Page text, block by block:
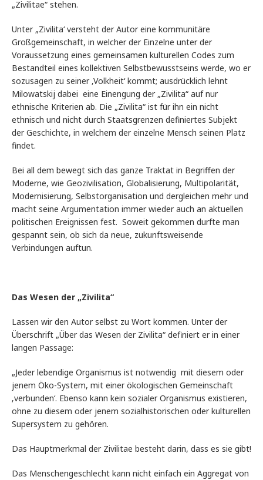
„Zivilitae“ stehen.
Unter „Zivilita‘ versteht der Autor eine kommunitäre
Großgemeinschaft, in welcher der Einzelne unter der
Voraussetzung eines gemeinsamen kulturellen Codes zum
Bestandteil eines kollektiven Selbstbewusstseins werde, wo er
sozusagen zu seiner ‚Volkheit‘ kommt; ausdrücklich lehnt
Milowatskij dabei eine Einengung der „Zivilita“ auf nur
ethnische Kriterien ab. Die „Zivilita“ ist für ihn ein nicht
ethnisch und nicht durch Staatsgrenzen definiertes Subjekt
der Geschichte, in welchem der einzelne Mensch seinen Platz
findet.
Bei all dem bewegt sich das ganze Traktat in Begriffen der
Moderne, wie Geozivilisation, Globalisierung, Multipolarität,
Modernisierung, Selbstorganisation und dergleichen mehr und
macht seine Argumentation immer wieder auch an aktuellen
politischen Ereignissen fest. Soweit gekommen durfte man
gespannt sein, ob sich da neue, zukunftsweisende
Verbindungen auftun.
Das Wesen der „Zivilita“
Lassen wir den Autor selbst zu Wort kommen. Unter der
Überschrift „Über das Wesen der Zivilita“ definiert er in einer
langen Passage:
„Jeder lebendige Organismus ist notwendig mit diesem oder
jenem Öko-System, mit einer ökologischen Gemeinschaft
‚verbunden‘. Ebenso kann kein sozialer Organismus existieren,
ohne zu diesem oder jenem sozialhistorischen oder kulturellen
Supersystem zu gehören.
Das Hauptmerkmal der Zivilitae besteht darin, dass es sie gibt!
Das Menschengeschlecht kann nicht einfach ein Aggregat von